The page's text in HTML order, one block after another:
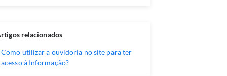
relacionados
Como utilizar a ouvidoria no site para ter
acesso à Informação?